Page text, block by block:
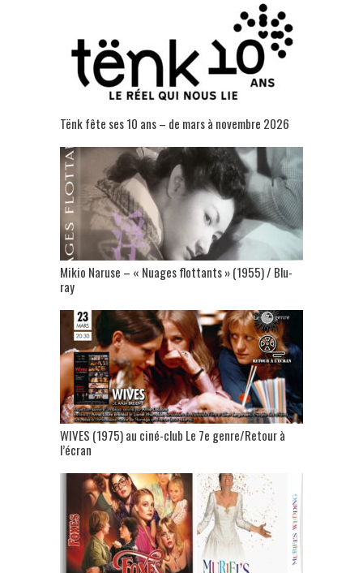
Tënk fête ses 10 ans – de mars à novembre 2026
Mikio Naruse – « Nuages flottants » (1955) / Blu-
ray
WIVES (1975) au ciné-club Le 7e genre/Retour à
l’écran